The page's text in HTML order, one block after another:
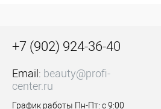
+7 (902) 924-36-40
Email: beauty@profi-
center.ru
График работы Пн-Пт: с 9:00